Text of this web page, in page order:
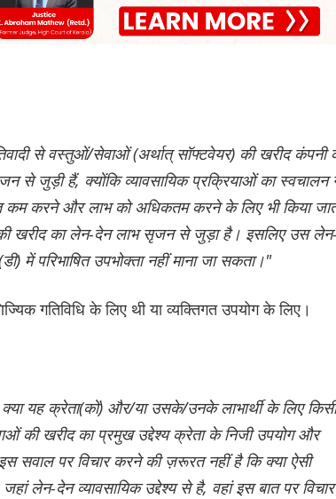
से वस्तुओं/सेवाओं (अर्थात् सॉफ्टवेयर) की खरीद कंपनी
से जुड़ी हैं, क्योंकि व्यावसायिक प्रक्रियाओं का स्वचालन
कम करने और लाभ को अधिकतम करने के लिए भी किया
खरीद का लेन-देन लाभ सृजन से जुड़ा है। इसलिए उस लेन-
में परिभाषित उपभोक्ता नहीं माना जा सकता।"
गतिविधि के लिए थी या व्यक्तिगत उपयोग के लिए।
यह क्रेता(कों) और/या उसके/उनके लाभार्थी के लिए किसी
की खरीद का प्रमुख उद्देश्य क्रेता के निजी उपयोग और
सवाल पर विचार करने की ज़रूरत नहीं है कि क्या ऐसी
लेन-देन व्यावसायिक उद्देश्य से है, वहां इस बात पर विचार